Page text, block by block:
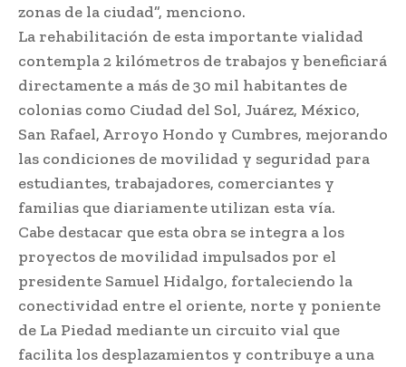
zonas de la ciudad”, menciono.
La rehabilitación de esta importante vialidad
contempla 2 kilómetros de trabajos y beneficiará
directamente a más de 30 mil habitantes de
colonias como Ciudad del Sol, Juárez, México,
San Rafael, Arroyo Hondo y Cumbres, mejorando
las condiciones de movilidad y seguridad para
estudiantes, trabajadores, comerciantes y
familias que diariamente utilizan esta vía.
Cabe destacar que esta obra se integra a los
proyectos de movilidad impulsados por el
presidente Samuel Hidalgo, fortaleciendo la
conectividad entre el oriente, norte y poniente
de La Piedad mediante un circuito vial que
facilita los desplazamientos y contribuye a una